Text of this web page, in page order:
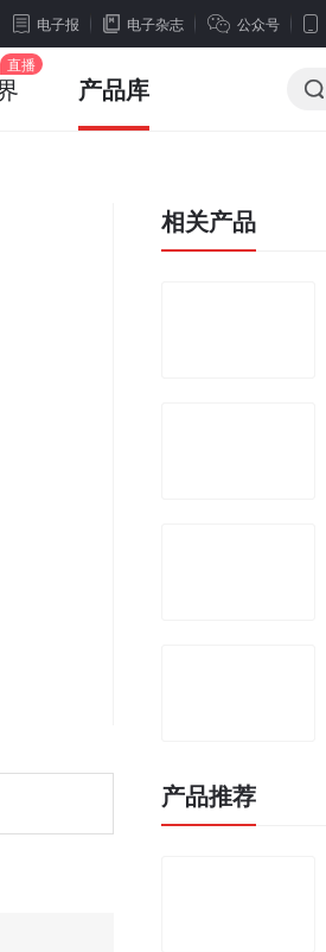
电子报 电子杂志 公众号
产品库
相关产品
产品推荐